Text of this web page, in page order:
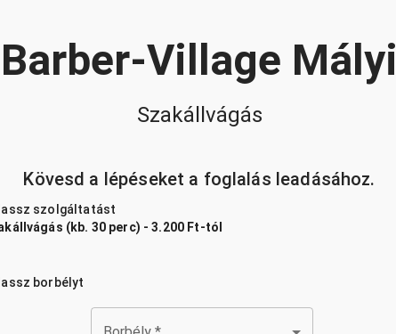
Barber-Village Mályi
Szakállvágás
Kövesd a lépéseket a foglalás leadásához.
szolgáltatást
(kb. 30 perc) - 3.200 Ft-tól
borbélyt